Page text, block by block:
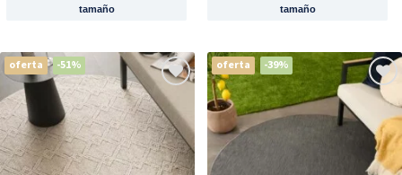
tamaño tamaño
oferta -51% oferta -39%